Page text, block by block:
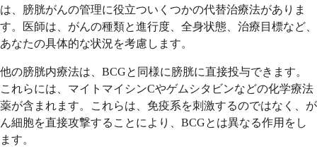
は、膀胱がんの管理に役立ついくつかの代替治療法がありま
す。医師は、がんの種類と進行度、全身状態、治療目標など、
あなたの具体的な状況を考慮します。
他の膀胱内療法は、BCGと同様に膀胱に直接投与できます。
これらには、マイトマイシンCやゲムシタビンなどの化学療法
薬が含まれます。これらは、免疫系を刺激するのではなく、が
ん細胞を直接攻撃することにより、BCGとは異なる作用をし
ます。